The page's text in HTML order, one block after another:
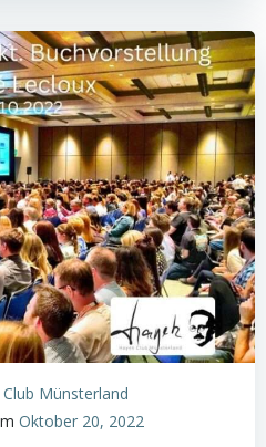
Club Münsterland
Oktober 20, 2022